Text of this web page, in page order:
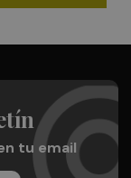
tu email